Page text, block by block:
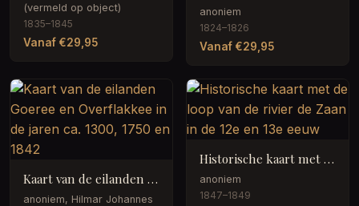
(vermeld op object)
1835–1845
Vanaf €29,95
anoniem
1824–1826
Vanaf €29,95
Kaart van de eilanden Goeree en Overflakkee in de jaren ca. 1300, 1750 en 1842
anoniem, Hilmar Johannes
Historische kaart met de loop van de rivier de Zaan in de 12e en 13e eeuw
anoniem
1847–1849